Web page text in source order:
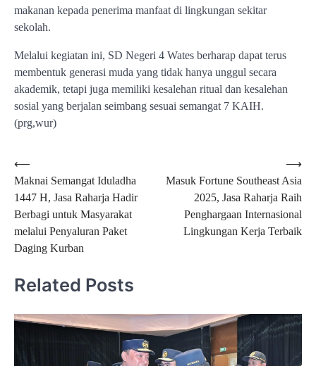
makanan kepada penerima manfaat di lingkungan sekitar
sekolah.
Melalui kegiatan ini, SD Negeri 4 Wates berharap dapat terus
membentuk generasi muda yang tidak hanya unggul secara
akademik, tetapi juga memiliki kesalehan ritual dan kesalehan
sosial yang berjalan seimbang sesuai semangat 7 KAIH.
(prg,wur)
Navigasi
pos
⟵
Maknai Semangat Iduladha
1447 H, Jasa Raharja Hadir
Berbagi untuk Masyarakat
melalui Penyaluran Paket
Daging Kurban
Masuk Fortune Southeast Asia
2025, Jasa Raharja Raih
Penghargaan Internasional
Lingkungan Kerja Terbaik
⟶
Related Posts